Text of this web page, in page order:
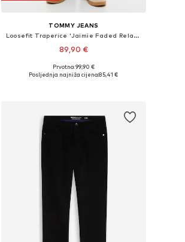
TOMMY JEANS
Loosefit Traperice 'Jaimie Faded Relaxed Straight'
89,90 €
Dostupno u više veličina
Prvotno: 99,90 €
Posljednja najniža cijena:85,41 €